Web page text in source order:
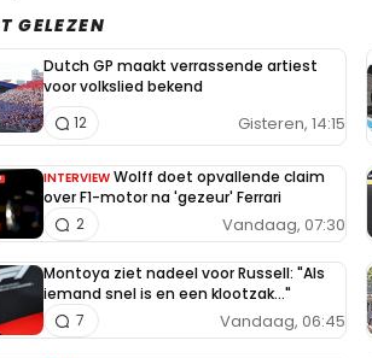
GELEZEN
Dutch GP maakt verrassende artiest
voor volkslied bekend
Gisteren, 14:15
12
INTERVIEW Wolff doet opvallende claim
over F1-motor na 'gezeur' Ferrari
Vandaag, 07:30
2
Montoya ziet nadeel voor Russell: "Als
iemand snel is en een klootzak..."
Vandaag, 06:45
7